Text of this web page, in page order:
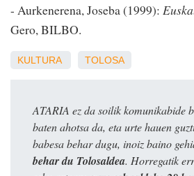
- Aurkenerena, Joseba (1999):
Gero, BILBO.
KULTURA TOLOSA
ATARIA ez da soilik komunikabide
baten ahotsa da, eta urte hauen
babesa behar dugu, inoiz baino
behar du Tolosaldea. Horregatik